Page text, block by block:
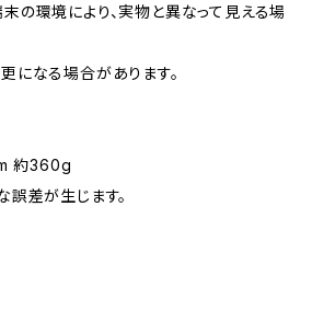
の環境により、実物と異なって見える場
になる場合があります。
約360g
差が生じます。